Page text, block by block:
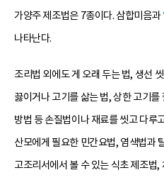
가양주 제조법은 7종이다. 삼합미음과
나타난다.
조리법 외에도 게 오래 두는 법, 생선
끓이거나 고기를 삶는 법, 상한 고기
방법 등 손질법이나 재료를 씻고 다루
산모에게 필요한 민간요법, 염색법과
고조리서에서 볼 수 있는 식초 제조법,